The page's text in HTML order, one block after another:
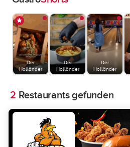
Der
Holländer
Der
Holländer
Der
Holländer
2 Restaurants gefunden